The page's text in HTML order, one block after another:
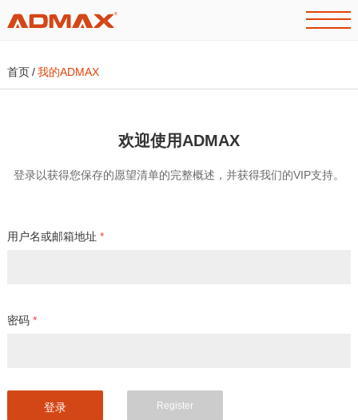
首页/我的ADMAX
欢迎使用ADMAX
登录以获得您保存的愿望清单的完整概述，并获得我们的VIP支持。
用户名或邮箱地址 *
密码 *
Register